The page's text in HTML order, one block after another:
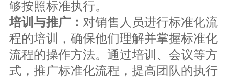
够按照标准执行。
培训与推广： 对销售人员进行标准化流
程的培训，确保他们理解并掌握标准化
流程的操作方法。通过培训、会议等方
式，推广标准化流程，提高团队的执行